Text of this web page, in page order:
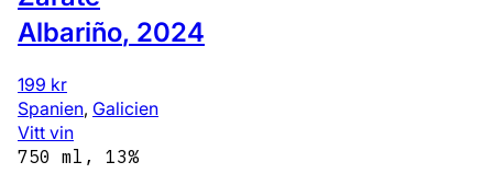
Albariño, 2024
199 kr
Spanien, Galicien
Vitt vin
750 ml, 13%